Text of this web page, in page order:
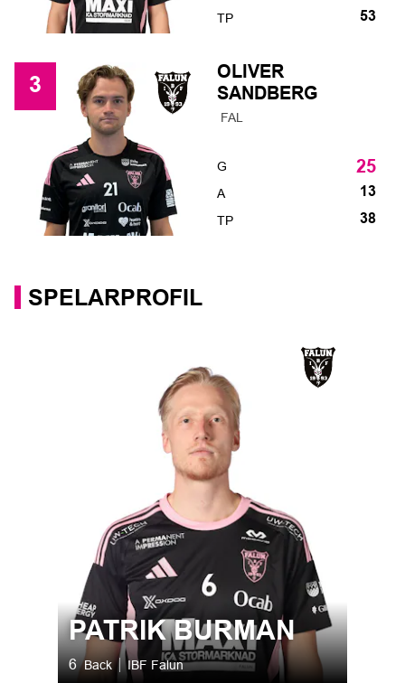
TP 53
3
OLIVER
SANDBERG
FAL
G 25
A 13
TP 38
SPELARPROFIL
PATRIK BURMAN
6 Back IBF Falun